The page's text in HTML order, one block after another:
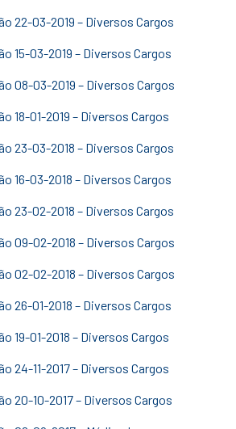
22-03-2019 – Diversos Cargos
15-03-2019 – Diversos Cargos
08-03-2019 – Diversos Cargos
18-01-2019 – Diversos Cargos
23-03-2018 – Diversos Cargos
16-03-2018 – Diversos Cargos
23-02-2018 – Diversos Cargos
09-02-2018 – Diversos Cargos
02-02-2018 – Diversos Cargos
26-01-2018 – Diversos Cargos
19-01-2018 – Diversos Cargos
24-11-2017 – Diversos Cargos
20-10-2017 – Diversos Cargos